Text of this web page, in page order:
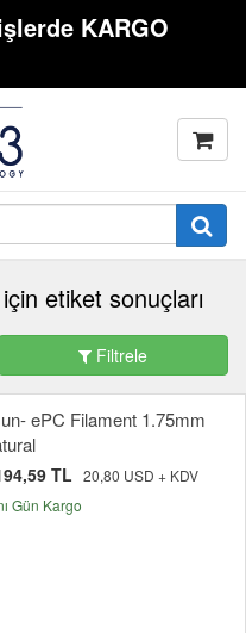
KARGO
etiket sonuçları
Filtrele
ePC Filament 1.75mm
TL 20,80 USD + KDV
Gün Kargo